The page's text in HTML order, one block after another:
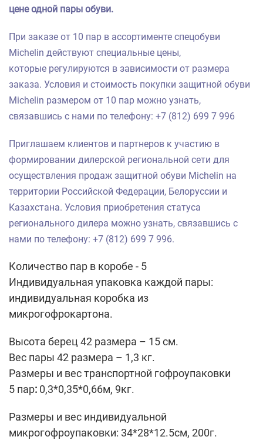
цене одной пары обуви.
При заказе от 10 пар в ассортименте спецобуви
Michelin действуют специальные цены,
которые регулируются в зависимости от размера
заказа. Условия и стоимость покупки защитной обуви
Michelin размером от 10 пар можно узнать,
связавшись с нами по телефону: +7 (812) 699 7 996
Приглашаем клиентов и партнеров к участию в
формировании дилерской региональной сети для
осуществления продаж защитной обуви Michelin на
территории Российской Федерации, Белоруссии и
Казахстана. Условия приобретения статуса
регионального дилера можно узнать, связавшись с
нами по телефону: +7 (812) 699 7 996.
Количество пар в коробе - 5
Индивидуальная упаковка каждой пары:
индивидуальная коробка из
микрогофрокартона.
Высота берец 42 размера – 15 см.
Вес пары 42 размера – 1,3 кг.
Размеры и вес транспортной гофроупаковки
5 пар: 0,3*0,35*0,66м, 9кг.
Размеры и вес индивидуальной
микрогофроупаковки: 34*28*12.5см, 200г.